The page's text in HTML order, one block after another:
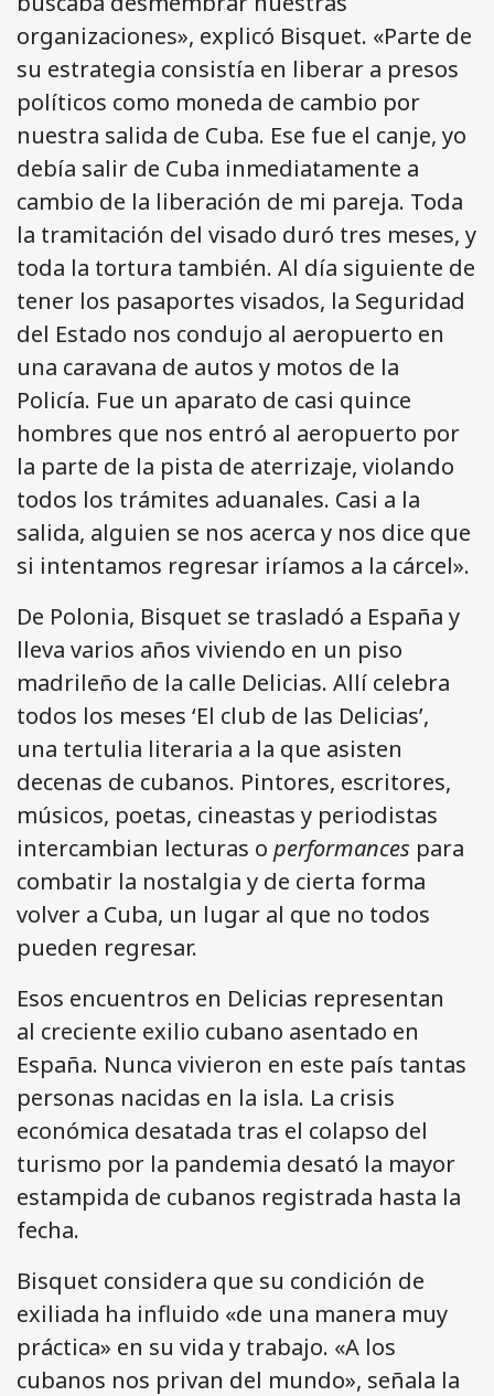
organizaciones», explicó Bisquet. «Parte de
su estrategia consistía en liberar a presos
políticos como moneda de cambio por
nuestra salida de Cuba. Ese fue el canje, yo
debía salir de Cuba inmediatamente a
cambio de la liberación de mi pareja. Toda
la tramitación del visado duró tres meses, y
toda la tortura también. Al día siguiente de
tener los pasaportes visados, la Seguridad
del Estado nos condujo al aeropuerto en
una caravana de autos y motos de la
Policía. Fue un aparato de casi quince
hombres que nos entró al aeropuerto por
la parte de la pista de aterrizaje, violando
todos los trámites aduanales. Casi a la
salida, alguien se nos acerca y nos dice que
si intentamos regresar iríamos a la cárcel».
De Polonia, Bisquet se trasladó a España y
lleva varios años viviendo en un piso
madrileño de la calle Delicias. Allí celebra
todos los meses ‘El club de las Delicias’,
una tertulia literaria a la que asisten
decenas de cubanos. Pintores, escritores,
músicos, poetas, cineastas y periodistas
intercambian lecturas o performances para
combatir la nostalgia y de cierta forma
volver a Cuba, un lugar al que no todos
pueden regresar.
Esos encuentros en Delicias representan
al creciente exilio cubano asentado en
España. Nunca vivieron en este país tantas
personas nacidas en la isla. La crisis
económica desatada tras el colapso del
turismo por la pandemia desató la mayor
estampida de cubanos registrada hasta la
fecha.
Bisquet considera que su condición de
exiliada ha influido «de una manera muy
práctica» en su vida y trabajo. «A los
cubanos nos privan del mundo», señala la